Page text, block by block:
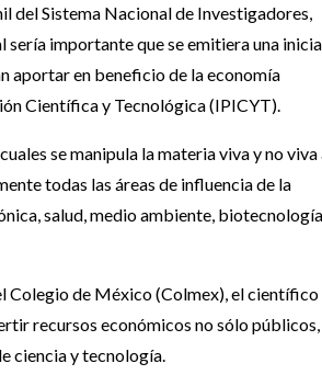
del Sistema Nacional de Investigadores,
sería importante que se emitiera una
aportar en beneficio de la economía
Científica y Tecnológica (IPICYT).
se manipula la materia viva y no viva
todas las áreas de influencia de la
salud, medio ambiente, biotecnología,
Colegio de México (Colmex), el científico
recursos económicos no sólo públicos,
ciencia y tecnología.